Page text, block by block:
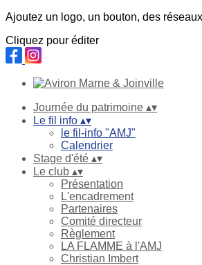
Ajoutez un logo, un bouton, des
Cliquez pour éditer
Journée du patrimoine ▴▾
Le fil info ▴▾
le fil-info "AMJ"
Calendrier
Stage d'été ▴▾
Le club ▴▾
Présentation
L'encadrement
Partenaires
Comité directeur
Règlement
LA FLAMME à l'AMJ
Christian Imbert